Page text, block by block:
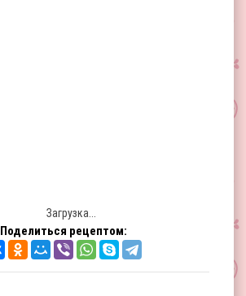
Загрузка...
Поделиться рецептом: